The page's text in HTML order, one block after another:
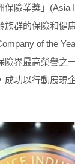
保險業獎」
族群的保險和健
of the
險界最高榮譽之
成功以行動展現